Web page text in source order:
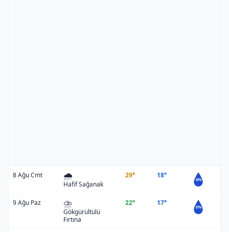
8 Ağu Cmt 🌧️
Hafif Sağanak
29° 18°
65%
9 Ağu Paz ⛈️
Gökgürültülü
Fırtına
22° 17°
87%